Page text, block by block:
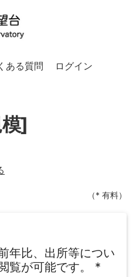
ある質問
ログイン
]
（* 有料）
年比、出所等につい
覧が可能です。
*